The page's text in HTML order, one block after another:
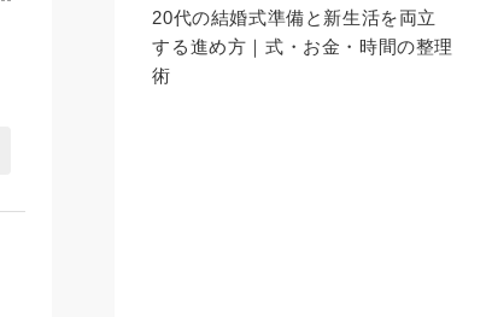
20代の結婚式準備と新生活を両立
する進め方｜式・お金・時間の整理
術